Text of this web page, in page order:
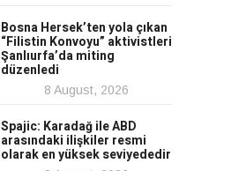
Bosna Hersek’ten yola çıkan
“Filistin Konvoyu” aktivistleri
Şanlıurfa’da miting
düzenledi
8 August, 2026
Spajic: Karadağ ile ABD
arasındaki ilişkiler resmi
olarak en yüksek seviyededir